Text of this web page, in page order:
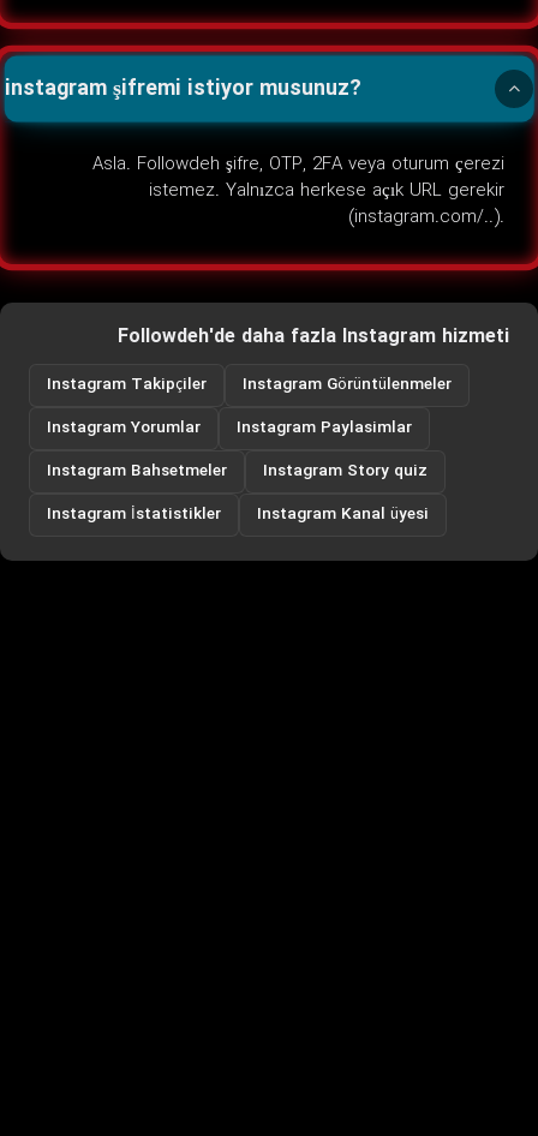
instagram şifremi istiyor musunuz?
Asla. Followdeh şifre, OTP, 2FA veya oturum çerezi
istemez. Yalnızca herkese açık URL gerekir
(instagram.com/..).
Followdeh'de daha fazla Instagram hizmeti
Instagram Takipçiler
Instagram Görüntülenmeler
Instagram Yorumlar
Instagram Paylasimlar
Instagram Bahsetmeler
Instagram Story quiz
Instagram İstatistikler
Instagram Kanal üyesi